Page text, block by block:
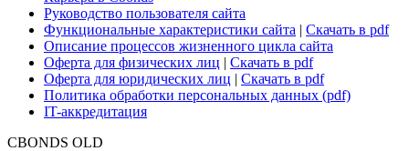
Руководство пользователя сайта
Функциональные характеристики сайта | Скачать в pdf
Описание процессов жизненного цикла сайта
Оферта для физических лиц | Скачать в pdf
Оферта для юридических лиц | Скачать в pdf
Политика обработки персональных данных (pdf)
IT-аккредитация
CBONDS OLD